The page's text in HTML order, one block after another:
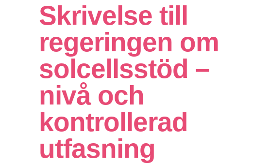
Skrivelse till
regeringen om
solcellsstöd –
nivå och
kontrollerad
utfasning